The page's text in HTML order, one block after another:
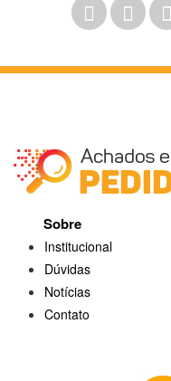
Sobre
Institucional
Dúvidas
Notícias
Contato